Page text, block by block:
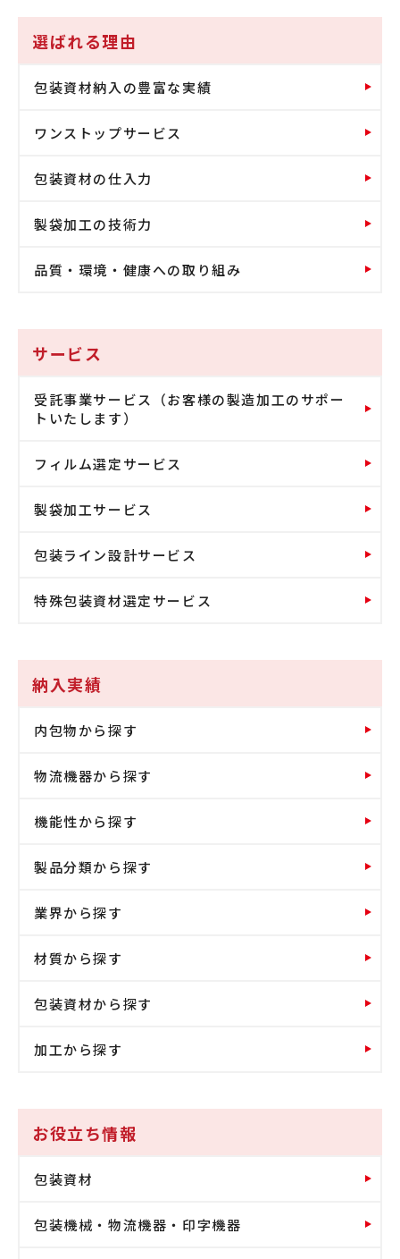
選ばれる理由
包装資材納入の豊富な実績
ワンストップサービス
包装資材の仕入力
製袋加工の技術力
品質・環境・健康への取り組み
サービス
受託事業サービス（お客様の製造加工のサポー
トいたします）
フィルム選定サービス
製袋加工サービス
包装ライン設計サービス
特殊包装資材選定サービス
納入実績
内包物から探す
物流機器から探す
機能性から探す
製品分類から探す
業界から探す
材質から探す
包装資材から探す
加工から探す
お役立ち情報
包装資材
包装機械・物流機器・印字機器